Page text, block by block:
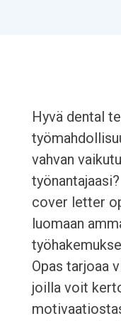
Hyvä dental
vahvan
cover letter
luomaan
Opas tarjoaa
joilla voit